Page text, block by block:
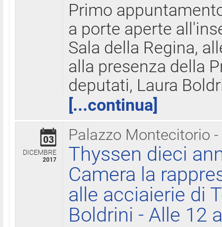
Primo
a porte aperte
Sala della Regina,
alla presenza della
deputati, Laura
[...continua]
Palazzo Montecitorio
03
DICEMBRE
2017
Thyssen dieci
Camera la
alle acciaierie di
Boldrini - Alle 12